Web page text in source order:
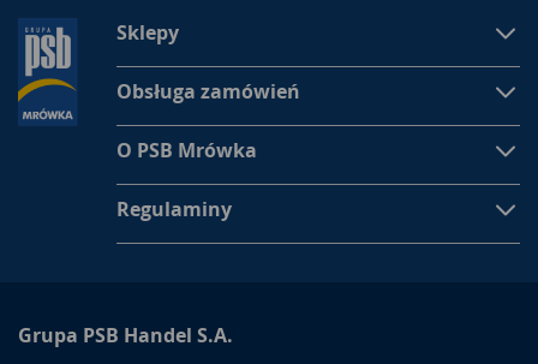
Sklepy
Obsługa zamówień
O PSB Mrówka
Regulaminy
Grupa PSB Handel S.A.